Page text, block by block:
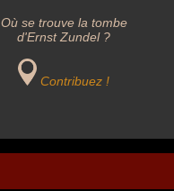
Où se trouve la tombe
d'Ernst Zundel ?
Contribuez !